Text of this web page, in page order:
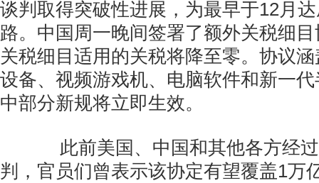
谈判取得突破性进展，为最早于12月
路。中国周一晚间签署了额外关税细
关税细目适用的关税将降至零。协议
设备、视频游戏机、电脑软件和新一
中部分新规将立即生效。
此前美国、中国和其他各方经过
判，官员们曾表示该协定有望覆盖1万